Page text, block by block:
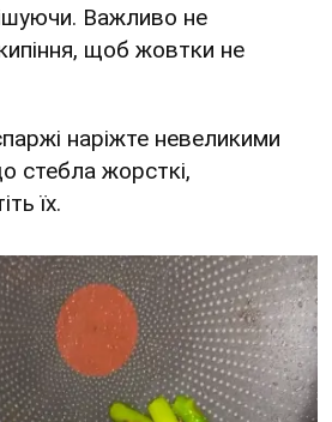
Важливо не
щоб жовтки не
наріжте невеликими
стебла жорсткі,
їх.